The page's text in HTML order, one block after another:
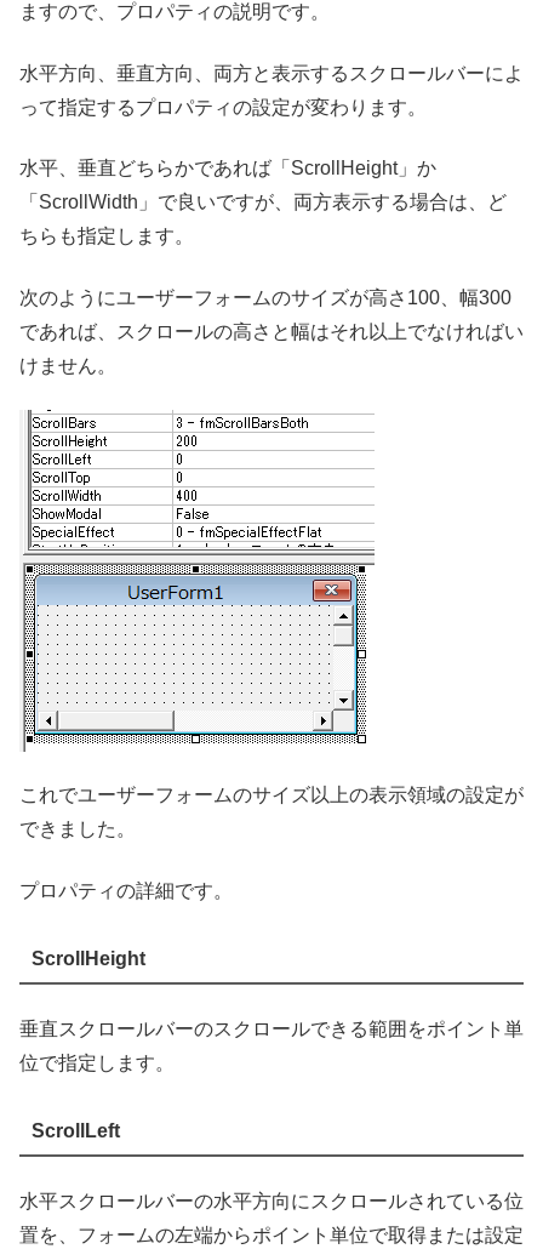
ますので、プロパティの説明です。
水平方向、垂直方向、両方と表示するスクロールバーによ
って指定するプロパティの設定が変わります。
水平、垂直どちらかであれば「ScrollHeight」か
「ScrollWidth」で良いですが、両方表示する場合は、ど
ちらも指定します。
次のようにユーザーフォームのサイズが高さ100、幅300
であれば、スクロールの高さと幅はそれ以上でなければい
けません。
これでユーザーフォームのサイズ以上の表示領域の設定が
できました。
プロパティの詳細です。
ScrollHeight
垂直スクロールバーのスクロールできる範囲をポイント単
位で指定します。
ScrollLeft
水平スクロールバーの水平方向にスクロールされている位
置を、フォームの左端からポイント単位で取得または設定